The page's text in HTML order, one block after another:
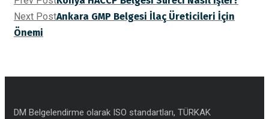
Next PostAnkara GMP Belgesi İlaç Üreticileri İçin
Önemi
DM Belgelendirme olarak ISO standartları, TÜRKAK